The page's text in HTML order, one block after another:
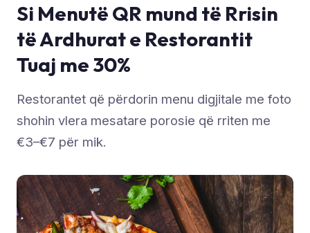
Si Menutë QR mund të Rrisin
të Ardhurat e Restorantit
Tuaj me 30%
Restorantet që përdorin menu digjitale me foto
shohin vlera mesatare porosie që rriten me
€3–€7 për mik.